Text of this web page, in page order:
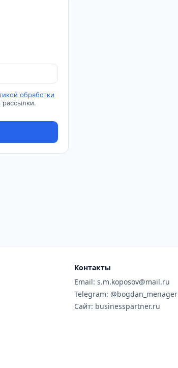
Контакты
Email: s.m.koposov@mail.ru
Telegram: @bogdan_menager
Сайт: businesspartner.ru